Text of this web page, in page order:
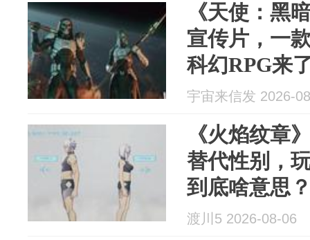
《天使：黑
宣传片，一
科幻RPG来
宇宙来信发 2026-
《火焰纹章
替代性别，
到底啥意思
渡川5 2026-08-06